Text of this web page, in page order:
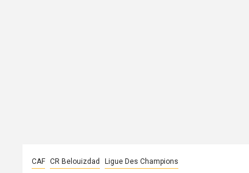
CAF CR Belouizdad Ligue Des Champions